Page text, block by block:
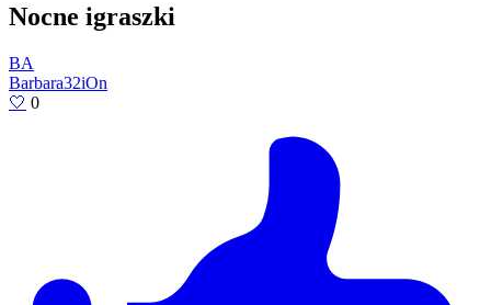
Nocne igraszki
BA
Barbara32iOn
🤍 0